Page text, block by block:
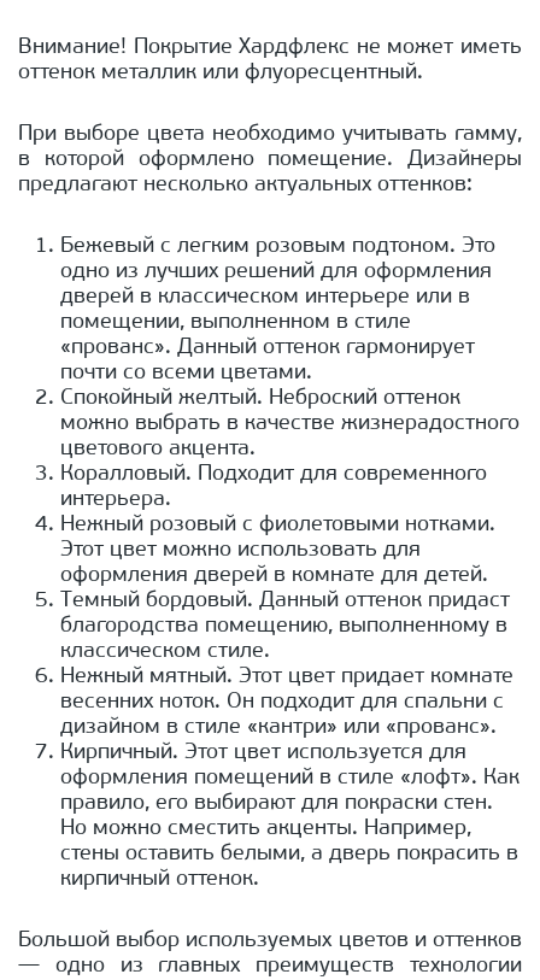
Внимание! Покрытие Хардфлекс не может иметь
оттенок металлик или флуоресцентный.
При выборе цвета необходимо учитывать гамму,
в которой оформлено помещение. Дизайнеры
предлагают несколько актуальных оттенков:
Бежевый с легким розовым подтоном. Это
одно из лучших решений для оформления
дверей в классическом интерьере или в
помещении, выполненном в стиле
«прованс». Данный оттенок гармонирует
почти со всеми цветами.
Спокойный желтый. Неброский оттенок
можно выбрать в качестве жизнерадостного
цветового акцента.
Коралловый. Подходит для современного
интерьера.
Нежный розовый с фиолетовыми нотками.
Этот цвет можно использовать для
оформления дверей в комнате для детей.
Темный бордовый. Данный оттенок придаст
благородства помещению, выполненному в
классическом стиле.
Нежный мятный. Этот цвет придает комнате
весенних ноток. Он подходит для спальни с
дизайном в стиле «кантри» или «прованс».
Кирпичный. Этот цвет используется для
оформления помещений в стиле «лофт». Как
правило, его выбирают для покраски стен.
Но можно сместить акценты. Например,
стены оставить белыми, а дверь покрасить в
кирпичный оттенок.
Большой выбор используемых цветов и оттенков
— одно из главных преимуществ технологии